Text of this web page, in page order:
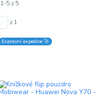
5 z 5
z 1
Expresní expedice 🚀